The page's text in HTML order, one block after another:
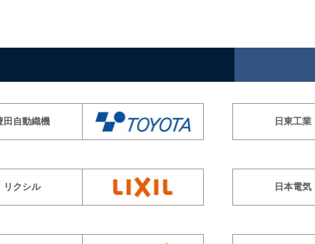
田自動織機 日東工業
リクシル 日本電気